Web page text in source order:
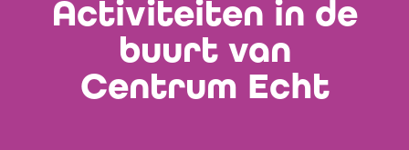
Activiteiten in de
buurt van
Centrum Echt